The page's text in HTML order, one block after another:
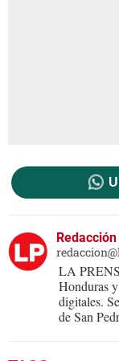
LA
Honduras
digitales.
de San